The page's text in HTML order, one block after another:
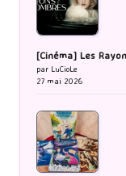
[Cinéma] Les
par LuCioLe
27 mai 2026